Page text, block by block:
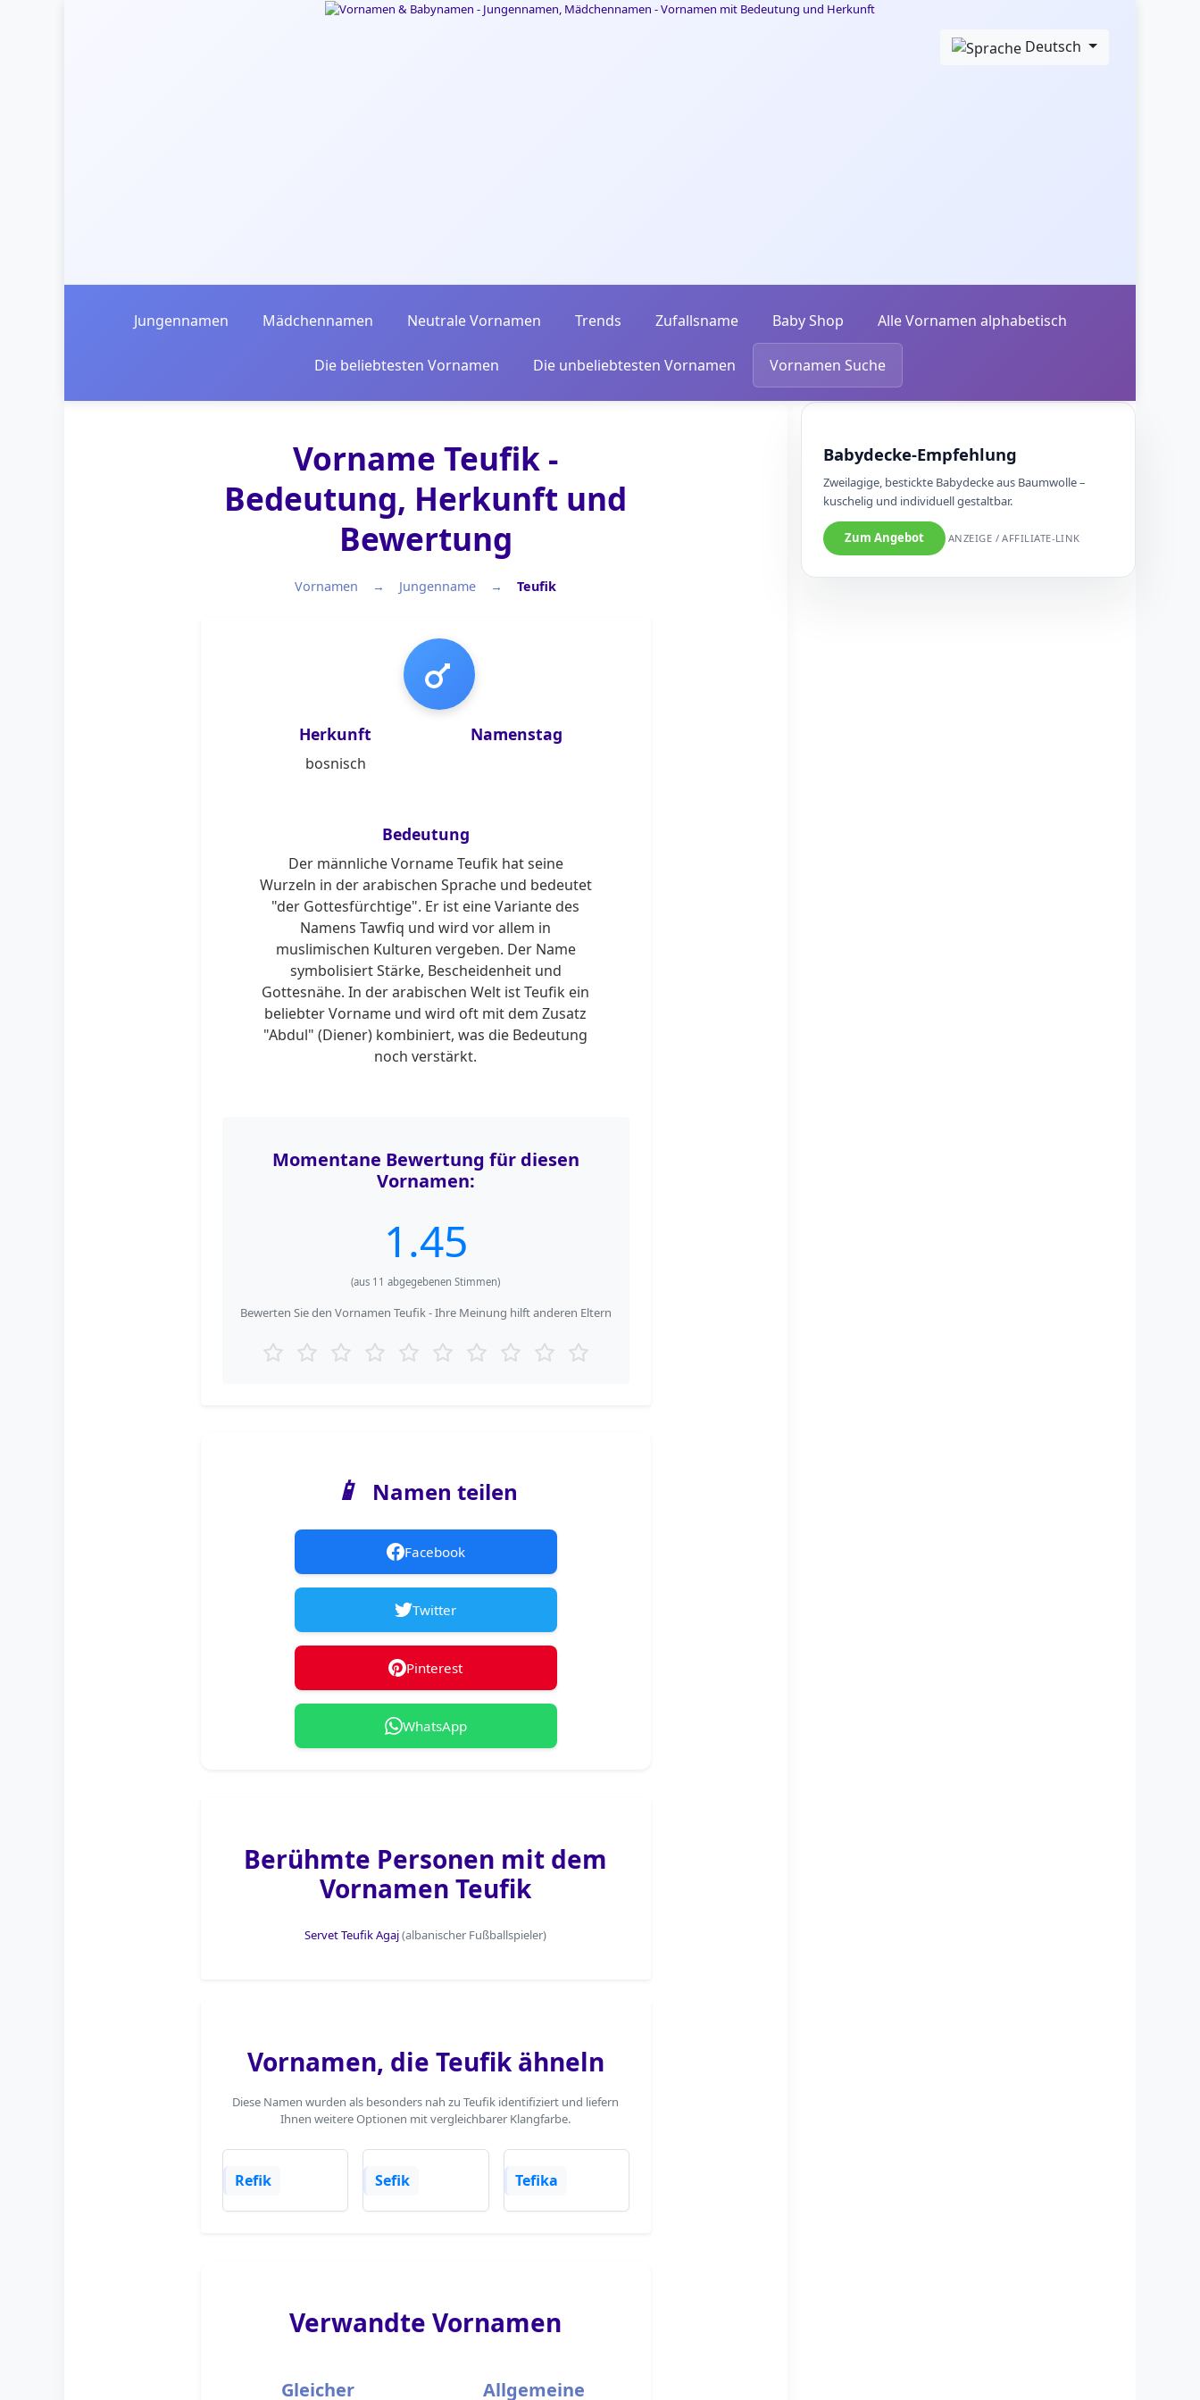
Deutsch
Jungennamen Mädchennamen Neutrale Vornamen Trends Zufallsname Baby Shop Alle Vornamen alphabetisch
Die beliebtesten Vornamen Die unbeliebtesten Vornamen Vornamen Suche
Vorname Teufik -
Bedeutung, Herkunft und
Bewertung
Vornamen Jungenname Teufik
Jungenname
Herkunft
bosnisch
Namenstag
Bedeutung
Der männliche Vorname Teufik hat seine
Wurzeln in der arabischen Sprache und bedeutet
"der Gottesfürchtige". Er ist eine Variante des
Namens Tawfiq und wird vor allem in
muslimischen Kulturen vergeben. Der Name
symbolisiert Stärke, Bescheidenheit und
Gottesnähe. In der arabischen Welt ist Teufik ein
beliebter Vorname und wird oft mit dem Zusatz
"Abdul" (Diener) kombiniert, was die Bedeutung
noch verstärkt.
Momentane Bewertung für diesen
Vornamen:
1.45
(aus 11 abgegebenen Stimmen)
Bewerten Sie den Vornamen Teufik - Ihre Meinung hilft anderen Eltern
📱 Namen teilen
Facebook
Twitter
Pinterest
WhatsApp
Berühmte Personen mit dem
Vornamen Teufik
Servet Teufik Agaj(albanischer Fußballspieler)
Vornamen, die Teufik ähneln
Diese Namen wurden als besonders nah zu Teufik identifiziert und liefern
Ihnen weitere Optionen mit vergleichbarer Klangfarbe.
Refik Sefik Tefika
Verwandte Vornamen
Gleicher
Allgemeine
Babydecke-Empfehlung
Zweilagige, bestickte Babydecke aus Baumwolle –
kuschelig und individuell gestaltbar.
Zum Angebot ANZEIGE / AFFILIATE-LINK